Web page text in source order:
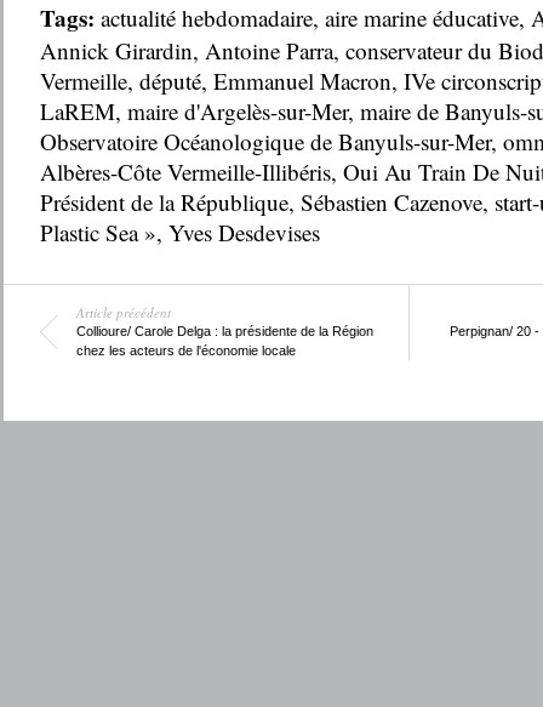
Tags: actualité hebdomadaire, aire marine éducative,
Annick Girardin, Antoine Parra, conservateur du
Vermeille, député, Emmanuel Macron, IVe
LaREM, maire d'Argelès-sur-Mer, maire de Banyuls-
Observatoire Océanologique de Banyuls-sur-Mer,
Albères-Côte Vermeille-Illibéris, Oui Au Train De
Président de la République, Sébastien Cazenove,
Plastic Sea », Yves Desdevises
Article précédent
Collioure/ Carole Delga : la présidente de la Région
chez les acteurs de l'économie locale
Perpignan/ 20